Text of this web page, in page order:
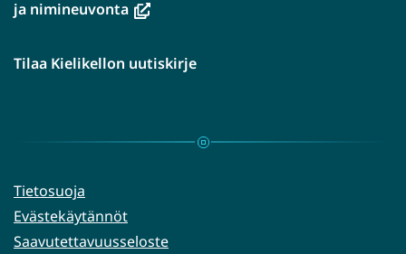
ja nimineuvonta(avautuu
ikkunaan,
palveluun)
Tilaa Kielikellon uutiskirje
Tietosuoja
Evästekäytännöt
Saavutettavuusseloste